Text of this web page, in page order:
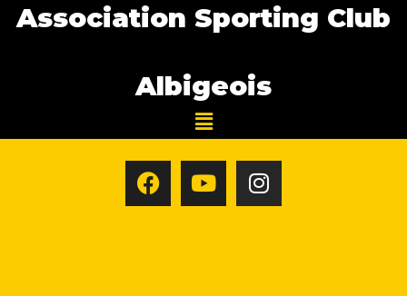
Association Sporting Club
Albigeois